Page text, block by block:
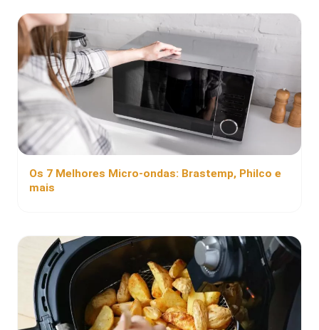
Os 7 Melhores Micro-ondas: Brastemp, Philco e
mais